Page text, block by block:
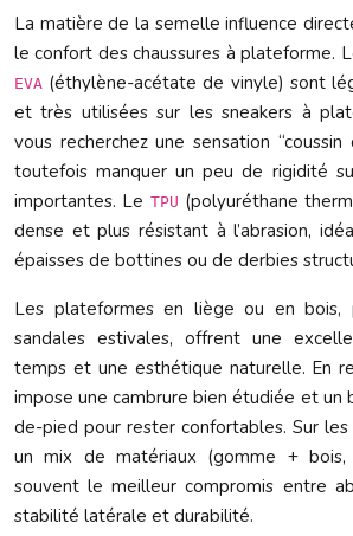
La matière de la semelle influence
le confort des chaussures à plateforme.
EVA (éthylène-acétate de vinyle) sont
et très utilisées sur les sneakers à
vous recherchez une sensation “coussin
toutefois manquer un peu de rigidité
importantes. Le TPU (polyuréthane
dense et plus résistant à l’abrasion,
épaisses de bottines ou de derbies
Les plateformes en liège ou en bois,
sandales estivales, offrent une
temps et une esthétique naturelle. En
impose une cambrure bien étudiée et un
de-pied pour rester confortables. Sur
un mix de matériaux (gomme +
souvent le meilleur compromis entre
stabilité latérale et durabilité.